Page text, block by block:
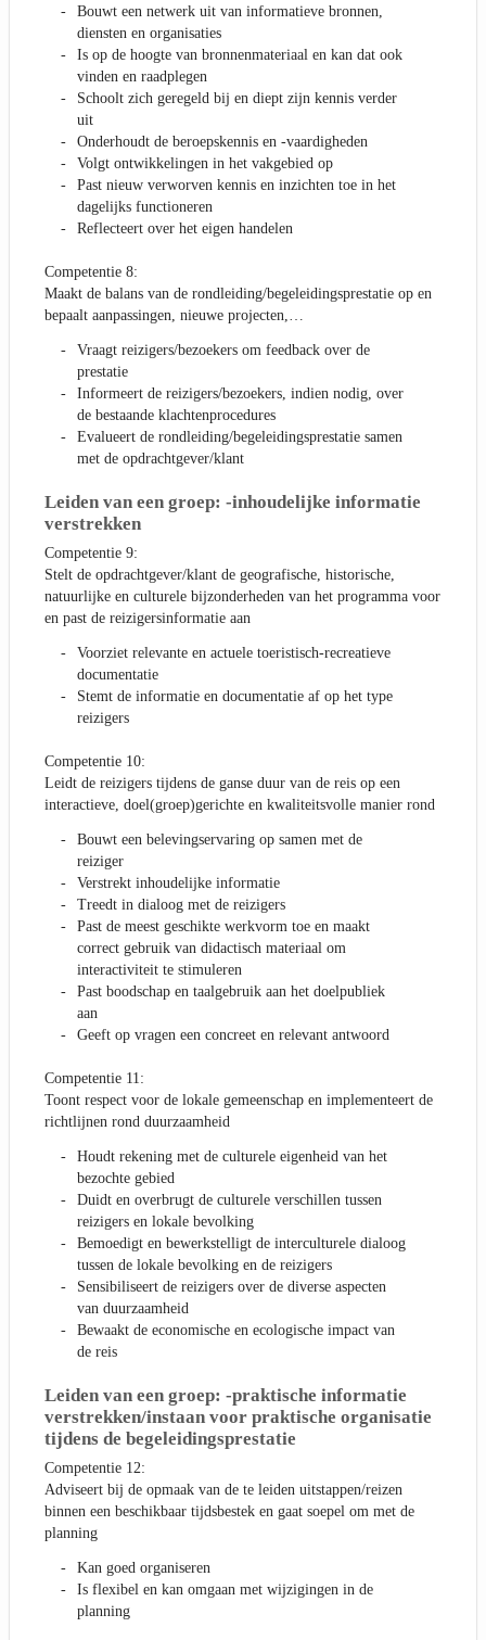
Bouwt een netwerk uit van informatieve bronnen,
diensten en organisaties
Is op de hoogte van bronnenmateriaal en kan dat ook
vinden en raadplegen
Schoolt zich geregeld bij en diept zijn kennis verder
uit
Onderhoudt de beroepskennis en -vaardigheden
Volgt ontwikkelingen in het vakgebied op
Past nieuw verworven kennis en inzichten toe in het
dagelijks functioneren
Reflecteert over het eigen handelen
Competentie 8:
Maakt de balans van de rondleiding/begeleidingsprestatie op en
bepaalt aanpassingen, nieuwe projecten,…
Vraagt reizigers/bezoekers om feedback over de
prestatie
Informeert de reizigers/bezoekers, indien nodig, over
de bestaande klachtenprocedures
Evalueert de rondleiding/begeleidingsprestatie samen
met de opdrachtgever/klant
Leiden van een groep: -inhoudelijke informatie
verstrekken
Competentie 9:
Stelt de opdrachtgever/klant de geografische, historische,
natuurlijke en culturele bijzonderheden van het programma voor
en past de reizigersinformatie aan
Voorziet relevante en actuele toeristisch-recreatieve
documentatie
Stemt de informatie en documentatie af op het type
reizigers
Competentie 10:
Leidt de reizigers tijdens de ganse duur van de reis op een
interactieve, doel(groep)gerichte en kwaliteitsvolle manier rond
Bouwt een belevingservaring op samen met de
reiziger
Verstrekt inhoudelijke informatie
Treedt in dialoog met de reizigers
Past de meest geschikte werkvorm toe en maakt
correct gebruik van didactisch materiaal om
interactiviteit te stimuleren
Past boodschap en taalgebruik aan het doelpubliek
aan
Geeft op vragen een concreet en relevant antwoord
Competentie 11:
Toont respect voor de lokale gemeenschap en implementeert de
richtlijnen rond duurzaamheid
Houdt rekening met de culturele eigenheid van het
bezochte gebied
Duidt en overbrugt de culturele verschillen tussen
reizigers en lokale bevolking
Bemoedigt en bewerkstelligt de interculturele dialoog
tussen de lokale bevolking en de reizigers
Sensibiliseert de reizigers over de diverse aspecten
van duurzaamheid
Bewaakt de economische en ecologische impact van
de reis
Leiden van een groep: -praktische informatie
verstrekken/instaan voor praktische organisatie
tijdens de begeleidingsprestatie
Competentie 12:
Adviseert bij de opmaak van de te leiden uitstappen/reizen
binnen een beschikbaar tijdsbestek en gaat soepel om met de
planning
Kan goed organiseren
Is flexibel en kan omgaan met wijzigingen in de
planning